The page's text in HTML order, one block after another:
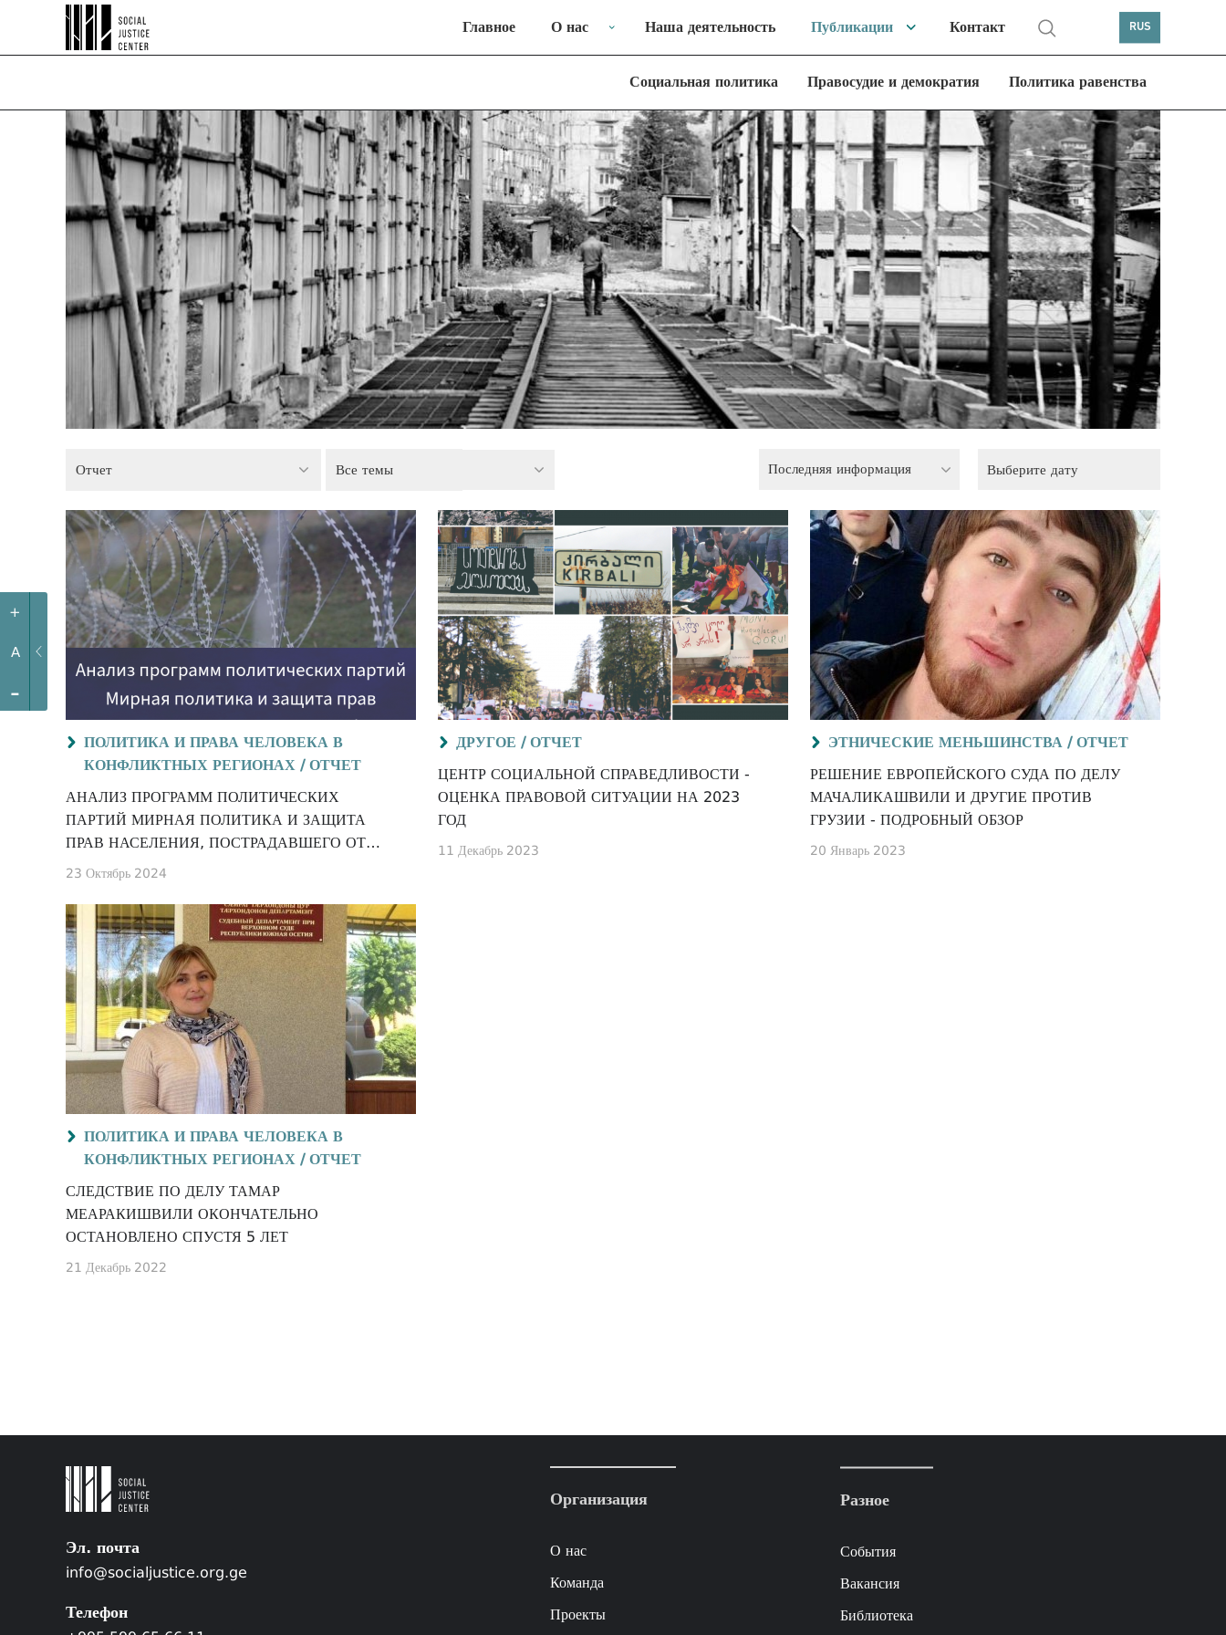
+
A
-
Главное О нас Наша деятельность Публикации Контакт RUS
Социальная политика Правосудие и демократия Политика равенства
Отчет Все темы Последняя информация
ПОЛИТИКА И ПРАВА ЧЕЛОВЕКА В
КОНФЛИКТНЫХ РЕГИОНАХ / ОТЧЕТ
АНАЛИЗ ПРОГРАММ ПОЛИТИЧЕСКИХ
ПАРТИЙ МИРНАЯ ПОЛИТИКА И ЗАЩИТА
ПРАВ НАСЕЛЕНИЯ, ПОСТРАДАВШЕГО ОТ
КОНФЛИКТА
23 Октябрь 2024
ДРУГОЕ / ОТЧЕТ
ЦЕНТР СОЦИАЛЬНОЙ СПРАВЕДЛИВОСТИ -
ОЦЕНКА ПРАВОВОЙ СИТУАЦИИ НА 2023
ГОД
11 Декабрь 2023
ЭТНИЧЕСКИЕ МЕНЬШИНСТВА / ОТЧЕТ
РЕШЕНИЕ ЕВРОПЕЙСКОГО СУДА ПО ДЕЛУ
МАЧАЛИКАШВИЛИ И ДРУГИЕ ПРОТИВ
ГРУЗИИ - ПОДРОБНЫЙ ОБЗОР
20 Январь 2023
ПОЛИТИКА И ПРАВА ЧЕЛОВЕКА В
КОНФЛИКТНЫХ РЕГИОНАХ / ОТЧЕТ
СЛЕДСТВИЕ ПО ДЕЛУ ТАМАР
МЕАРАКИШВИЛИ ОКОНЧАТЕЛЬНО
ОСТАНОВЛЕНО СПУСТЯ 5 ЛЕТ
21 Декабрь 2022
Эл. почта
info@socialjustice.org.ge
Телефон
Организация
О нас
Команда
Проекты
Разное
События
Вакансия
Библиотека